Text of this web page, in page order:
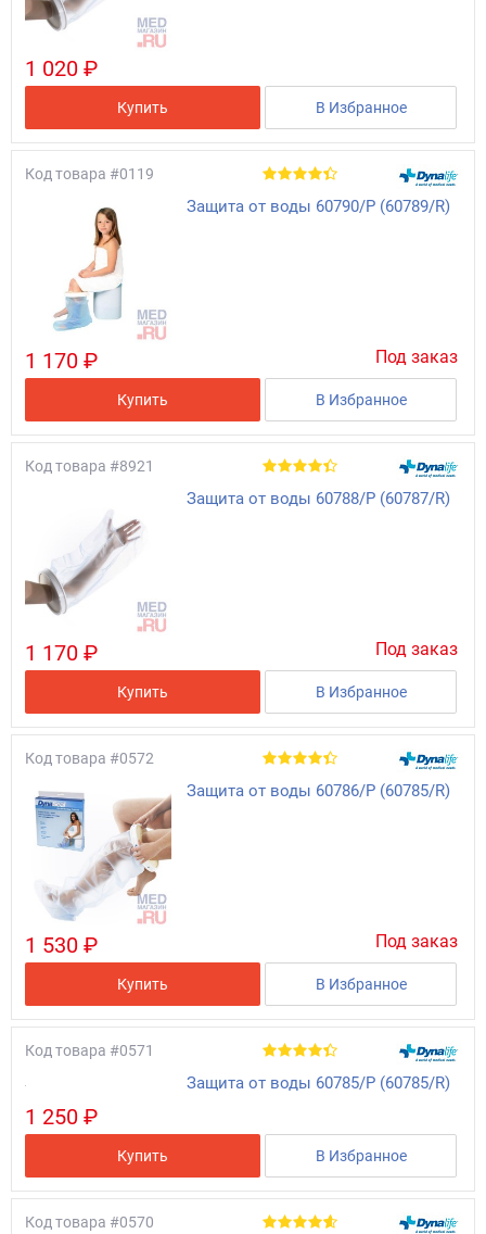
1 020 ₽
Купить В Избранное
Код товара #0119
Защита от воды 60790/Р (60789/R)
1 170 ₽ Под заказ
Купить В Избранное
Код товара #8921
Защита от воды 60788/Р (60787/R)
1 170 ₽ Под заказ
Купить В Избранное
Код товара #0572
Защита от воды 60786/Р (60785/R)
1 530 ₽ Под заказ
Купить В Избранное
Код товара #0571
Защита от воды 60785/Р (60785/R)
1 250 ₽
Купить В Избранное
Код товара #0570